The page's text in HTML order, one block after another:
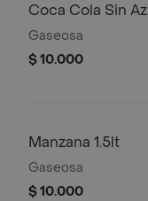
Coca Cola Sin
Gaseosa
$ 10.000
Manzana 1.5lt
Gaseosa
$ 10.000